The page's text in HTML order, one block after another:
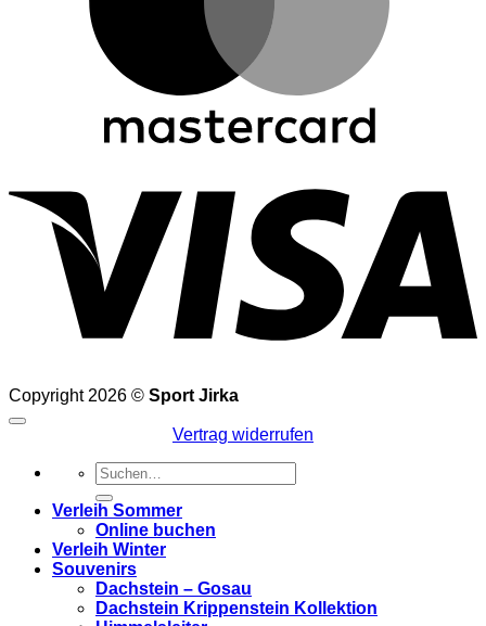
Copyright 2026 © Sport Jirka
Vertrag widerrufen
Suchen
nach:
Verleih Sommer
Online buchen
Verleih Winter
Souvenirs
Dachstein – Gosau
Dachstein Krippenstein Kollektion